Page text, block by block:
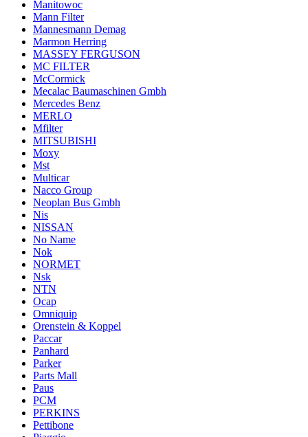
Manitowoc
Mann Filter
Mannesmann Demag
Marmon Herring
MASSEY FERGUSON
MC FILTER
McCormick
Mecalac Baumaschinen Gmbh
Mercedes Benz
MERLO
Mfilter
MITSUBISHI
Moxy
Mst
Multicar
Nacco Group
Neoplan Bus Gmbh
Nis
NISSAN
No Name
Nok
NORMET
Nsk
NTN
Ocap
Omniquip
Orenstein & Koppel
Paccar
Panhard
Parker
Parts Mall
Paus
PCM
PERKINS
Pettibone